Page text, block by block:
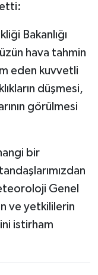
Bakanlığı
hava tahmin
eden kuvvetli
düşmesi,
görülmesi
bir
Genel
ve yetkililerin
istirham